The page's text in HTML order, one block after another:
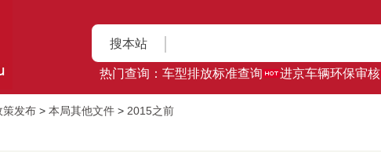
搜本站
热门查询： 车型排放标准查询 进京车辆环保审核
策发布 > 本局其他文件 > 2015之前